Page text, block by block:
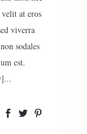
velit at eros
viverra
sodales
est.